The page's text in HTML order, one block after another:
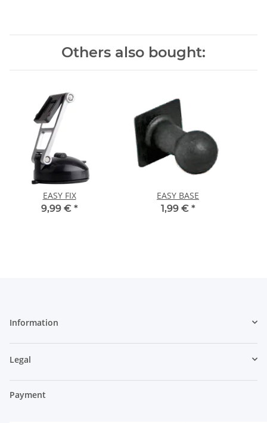
Others also bought:
EASY FIX
9,99 € *
EASY BASE
1,99 € *
Information
Legal
Payment